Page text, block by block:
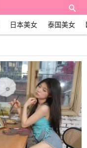
日本美女 泰国美女